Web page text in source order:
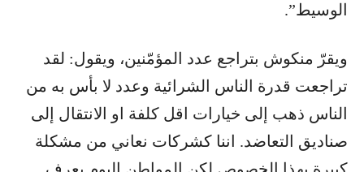
الوسيط”.
ويقرّ منكوش بتراجع عدد المؤمّنين، ويقول: لقد
تراجعت قدرة الناس الشرائية وعدد لا بأس به من
الناس ذهب إلى خيارات اقل كلفة او الانتقال إلى
صناديق التعاضد. اننا كشركات نعاني من مشكلة